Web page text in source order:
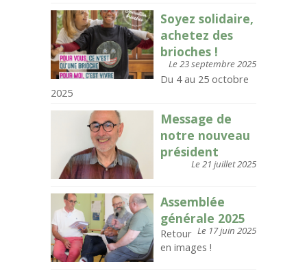
Soyez solidaire,
achetez des
brioches !
Le 23 septembre 2025
Du 4 au 25 octobre
2025
Message de
notre nouveau
président
Le 21 juillet 2025
Assemblée
générale 2025
Le 17 juin 2025
Retour
en images !